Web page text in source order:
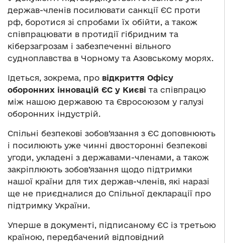
держав-членів посилювати санкції ЄС проти
рф, боротися зі спробами їх обійти, а також
співпрацювати в протидії гібридним та
кіберзагрозам і забезпеченні вільного
судноплавства в Чорному та Азовському морях.
Ідеться, зокрема, про відкриття Офісу
оборонних інновацій ЄС у Києві та співпрацю
між нашою державою та Євросоюзом у галузі
оборонних індустрій.
Спільні безпекові зобов’язання з ЄС доповнюють
і посилюють уже чинні двосторонні безпекові
угоди, укладені з державами-членами, а також
закріплюють зобов’язання щодо підтримки
нашої країни для тих держав-членів, які наразі
ще не приєдналися до Спільної декларації про
підтримку України.
Уперше в документі, підписаному ЄС із третьою
країною, передбачений відповідний